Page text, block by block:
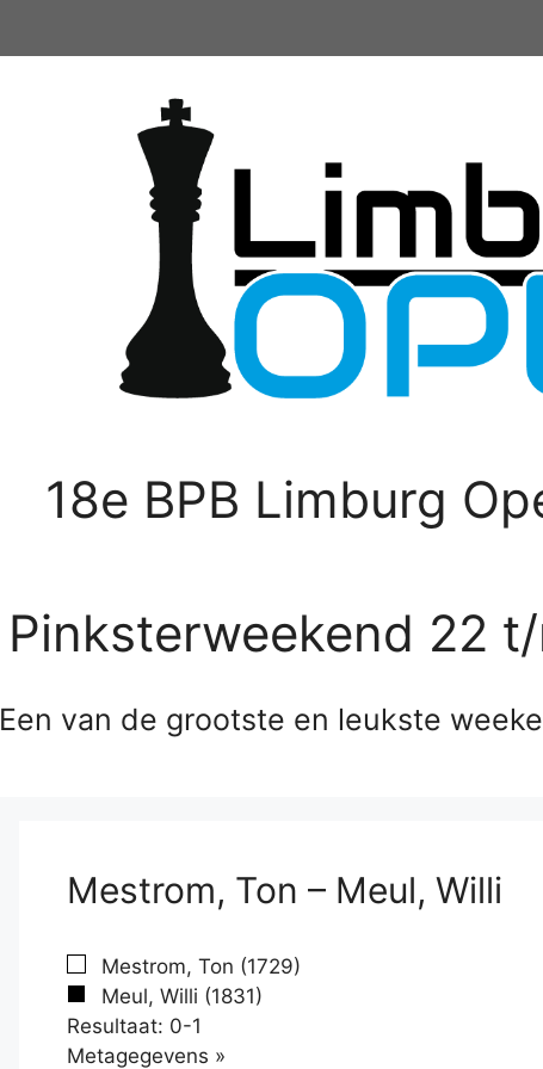
18e BPB Limburg
Pinksterweekend 22
Een van de grootste en leukste
Mestrom, Ton – Meul, Willi
Mestrom, Ton (1729)
Meul, Willi (1831)
Resultaat: 0-1
Metagegevens »